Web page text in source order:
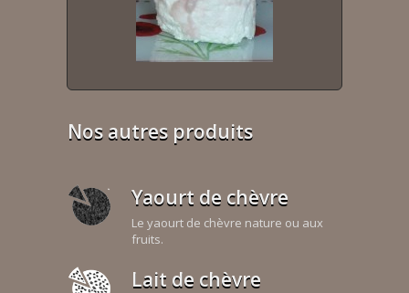
Nos autres produits
Yaourt de chèvre
Le yaourt de chèvre nature ou aux
fruits.
Lait de chèvre